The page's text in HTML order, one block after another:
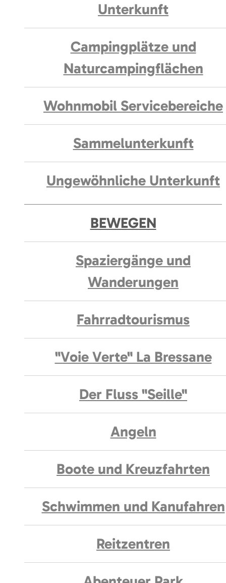
Unterkunft
Campingplätze und
Naturcampingflächen
Wohnmobil Servicebereiche
Sammelunterkunft
Ungewöhnliche Unterkunft
BEWEGEN
Spaziergänge und
Wanderungen
Fahrradtourismus
"Voie Verte" La Bressane
Der Fluss "Seille"
Angeln
Boote und Kreuzfahrten
Schwimmen und Kanufahren
Reitzentren